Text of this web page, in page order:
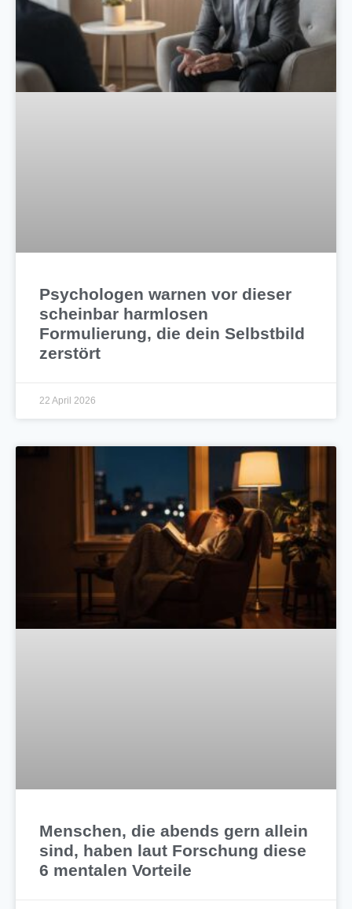
Psychologen warnen vor dieser
scheinbar harmlosen
Formulierung, die dein Selbstbild
zerstört
22 April 2026
Menschen, die abends gern allein
sind, haben laut Forschung diese
6 mentalen Vorteile